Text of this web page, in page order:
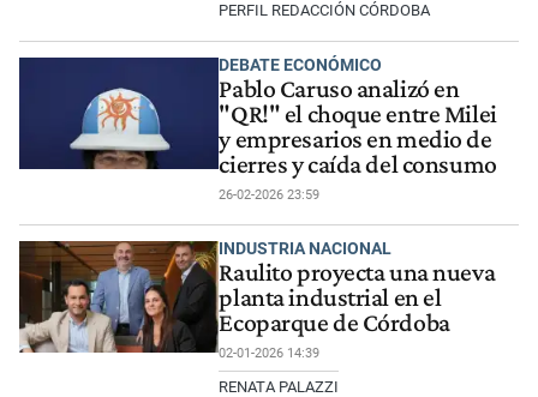
PERFIL REDACCIÓN CÓRDOBA
DEBATE ECONÓMICO
Pablo Caruso analizó en
"QR!" el choque entre Milei
y empresarios en medio de
cierres y caída del consumo
26-02-2026 23:59
INDUSTRIA NACIONAL
Raulito proyecta una nueva
planta industrial en el
Ecoparque de Córdoba
02-01-2026 14:39
RENATA PALAZZI